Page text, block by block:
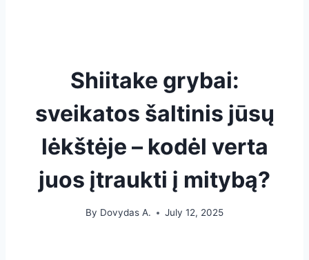
Shiitake grybai:
sveikatos šaltinis jūsų
lėkštėje – kodėl verta
juos įtraukti į mitybą?
By Dovydas A. July 12, 2025